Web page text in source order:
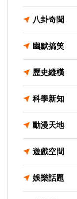
八卦奇聞
幽默搞笑
歷史縱橫
科學新知
動漫天地
遊戲空間
娛樂話題